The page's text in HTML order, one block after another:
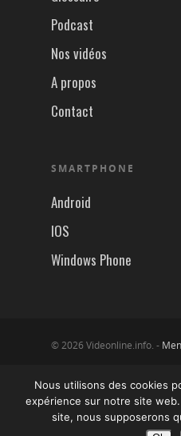
Podcast
Nos vidéos
A propos
Contact
SMARTPHONE
Android
IOS
Windows Phone
© 2026 Videonline.info. -
Nous utilisons des cookies
expérience sur notre site
site, nous supposerons